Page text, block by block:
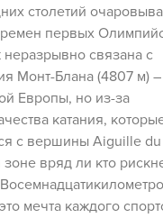
столетий
первых
связана с
Монт-Блана (4807 м) –
Европы, но из-за
катания,
с вершины Aiguille
вряд ли кто
мечта каждого